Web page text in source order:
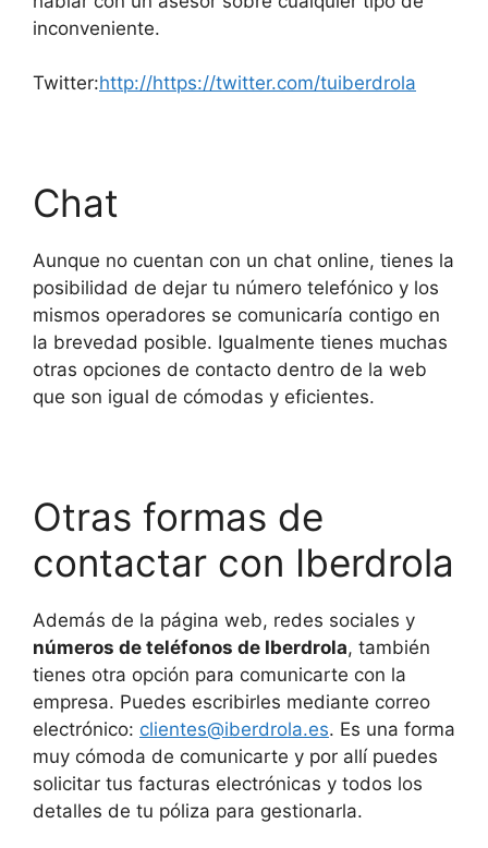
inconveniente.
Twitter:http://https://twitter.com/tuiberdrola
Chat
Aunque no cuentan con un chat online, tienes la
posibilidad de dejar tu número telefónico y los
mismos operadores se comunicaría contigo en
la brevedad posible. Igualmente tienes muchas
otras opciones de contacto dentro de la web
que son igual de cómodas y eficientes.
Otras formas de
contactar con Iberdrola
Además de la página web, redes sociales y
números de teléfonos de Iberdrola, también
tienes otra opción para comunicarte con la
empresa. Puedes escribirles mediante correo
electrónico: clientes@iberdrola.es. Es una forma
muy cómoda de comunicarte y por allí puedes
solicitar tus facturas electrónicas y todos los
detalles de tu póliza para gestionarla.